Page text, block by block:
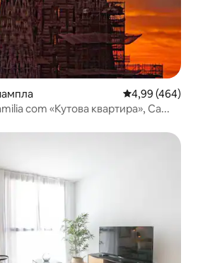
Середня
4,99 (464)
com «Кутова квартира», Са...